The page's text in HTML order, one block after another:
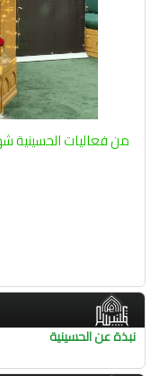
نبذة عن الحسينية